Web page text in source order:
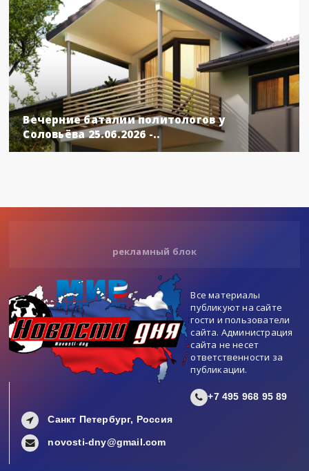
Вечерние баталии политологов у
Соловьёва 25.06.2026 -..
рекламный блок
Все материалы
публикуют на сайте
гости и пользователи
сайта. Администрация
сайта не несет
ответственности за
публикации.
+7 495 968 95 89
Санкт Петербург, Россия
novosti-dny@gmail.com